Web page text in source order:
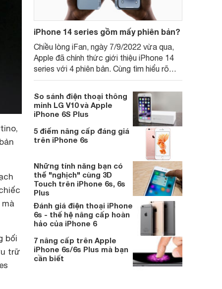
bối
trữ
iPhone 14 series gồm mấy phiên bản?
Chiều lòng iFan, ngày 7/9/2022 vừa qua,
Apple đã chính thức giới thiệu iPhone 14
series với 4 phiên bản. Cùng tìm hiểu rõ
hơn trong những thông tin dưới đây nhé.
So sánh điện thoại thông
minh LG V10 và Apple
iPhone 6S Plus
5 điểm nâng cấp đáng giá
trên iPhone 6s
Những tính năng bạn có
thể "nghịch" cùng 3D
Touch trên iPhone 6s, 6s
Plus
Đánh giá điện thoại iPhone
6s - thế hệ nâng cấp hoàn
hảo của iPhone 6
7 nâng cấp trên Apple
iPhone 6s/6s Plus mà bạn
cần biết